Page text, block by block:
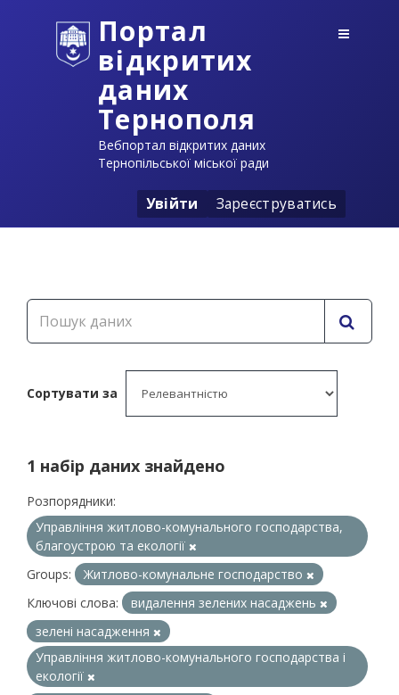
Портал
відкритих
даних
Тернополя
Вебпортал відкритих даних
Тернопільської міської ради
Увійти Зареєструватись
Сортувати за
1 набір даних знайдено
Розпорядники:
Управління житлово-комунального господарства,
благоустрою та екології
Groups:
Житлово-комунальне господарство
Ключові слова:
видалення зелених насаджень
зелені насадження
Управління житлово-комунального господарства і
екології